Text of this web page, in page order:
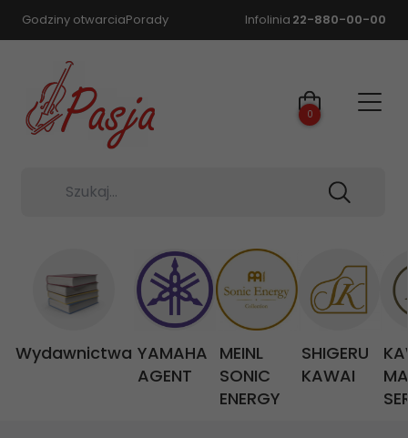
Godziny otwarciaPorady Infolinia 22-880-00-00
Szukaj...
0
Wydawnictwa YAMAHA
AGENT
MEINL
SONIC
ENERGY
SHIGERU
KAWAI